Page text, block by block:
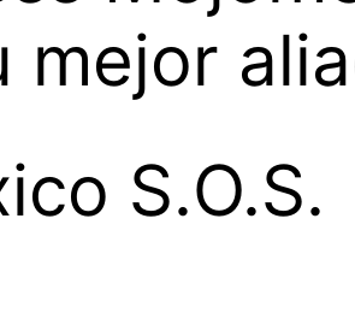
mejor
S.O.S.